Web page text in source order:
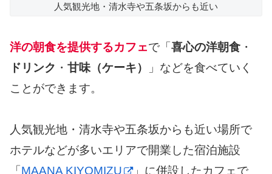
人気観光地・清水寺や五条坂からも近い
洋の朝食を提供するカフェで「 喜心の洋朝食 ・
ドリンク ・ 甘味（ケーキ）
」などを食べていく
ことができます。
人気観光地・清水寺や五条坂からも近い場所で
ホテルなどが多いエリアで開業した宿泊施設
「 MAANA KIYOMIZU
」に併設したカフェで